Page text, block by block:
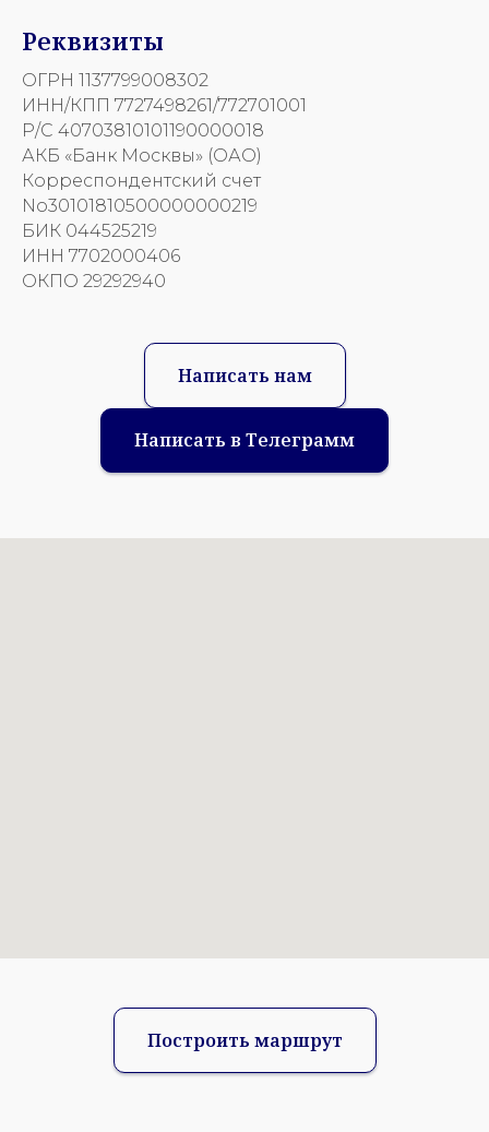
Реквизиты
ОГРН 1137799008302
ИНН/КПП 7727498261/772701001
Р/С 40703810101190000018
АКБ «Банк Москвы» (ОАО)
Корреспондентский счет
No30101810500000000219
БИК 044525219
ИНН 7702000406
ОКПО 29292940
Написать нам
Написать в Телеграмм
Построить маршрут